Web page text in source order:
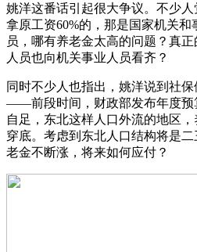
姚洋这番话引起很大争议。不少
拿原工资60%的，那是国家机关和
员，哪有养老金太高的问题？真
人员也向机关事业人员看齐？
同时不少人也指出，姚洋说到社
——前段时间，财政部发布年度预
自足，东北这样人口外流的地区
穿底。考虑到东北人口结构将是
老金不断涨，将来如何应付？